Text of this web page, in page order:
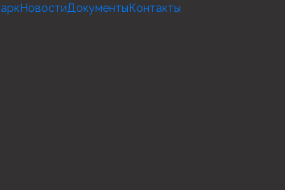
НовостиДокументыКонтакты